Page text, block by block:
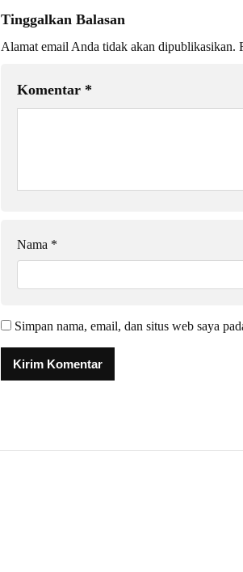
Tinggalkan Balasan
Alamat email Anda tidak akan dipublikasikan.
Komentar *
Nama *
Simpan nama, email, dan situs web saya